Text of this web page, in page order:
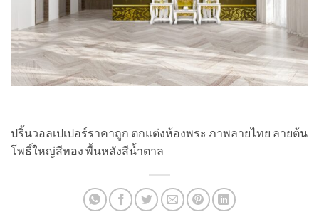
ปริ้นวอลเปเปอร์ราคาถูก ตกแต่งห้องพระ ภาพลายไทย ลายต้น
โพธิ์ใหญ่สีทอง พื้นหลังสีน้ำตาล